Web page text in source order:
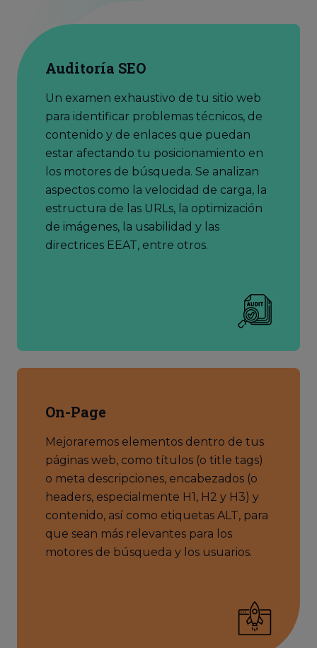
Auditoría SEO
Un examen exhaustivo de tu sitio web
para identificar problemas técnicos, de
contenido y de enlaces que puedan
estar afectando tu posicionamiento en
los motores de búsqueda. Se analizan
aspectos como la velocidad de carga, la
estructura de las URLs, la optimización
de imágenes, la usabilidad y las
directrices EEAT, entre otros.
On-Page
Mejoraremos elementos dentro de tus
páginas web, como títulos (o title tags)
o meta descripciones, encabezados (o
headers, especialmente H1, H2 y H3) y
contenido, así como etiquetas ALT, para
que sean más relevantes para los
motores de búsqueda y los usuarios.